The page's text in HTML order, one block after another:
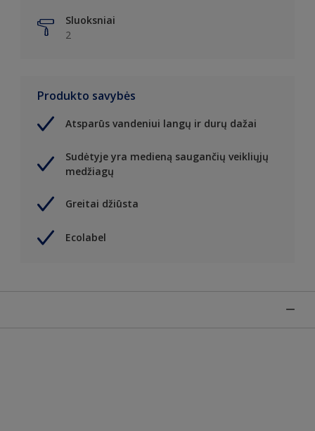
Sluoksniai
2
Produkto savybės
Atsparūs vandeniui langų ir durų dažai
Sudėtyje yra medieną saugančių veikliųjų
medžiagų
Greitai džiūsta
Ecolabel